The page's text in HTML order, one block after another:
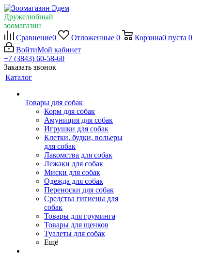
Дружелюбный
зоомагазин
Сравнение0 Отложенные 0 Корзина0 пуста 0
ВойтиМой кабинет
+7 (3843) 60-58-60
Заказать звонок
Каталог
Товары для собак
Корм для собак
Амуниция для собак
Игрушки для собак
Клетки, будки, вольеры
для собак
Лакомства для собак
Лежаки для собак
Миски для собак
Одежда для собак
Переноски для собак
Средства гигиены для
собак
Товары для груминга
Товары для щенков
Туалеты для собак
Ещё